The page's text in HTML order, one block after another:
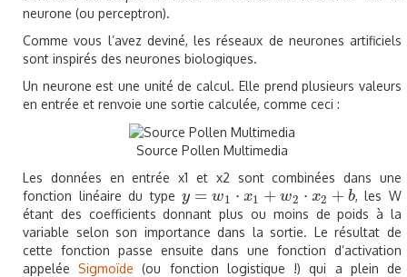
neurone (ou perceptron).
Comme vous l’avez deviné, les réseaux de neurones artificiels
sont inspirés des neurones biologiques.
Un neurone est une unité de calcul. Elle prend plusieurs valeurs
en entrée et renvoie une sortie calculée, comme ceci :
Source Pollen Multimedia
Les données en entrée x1 et x2 sont combinées dans une
fonction linéaire du typey = w1 ⋅ x1 + w2 ⋅ x2 + b
y=w1 ⋅x1+ w 2⋅x 2+b
, les W
étant des coefficients donnant plus ou moins de poids à la
variable selon son importance dans la sortie. Le résultat de
cette fonction passe ensuite dans une fonction d’activation
appeléeSigmoïde (ou fonction logistique !) qui a plein de